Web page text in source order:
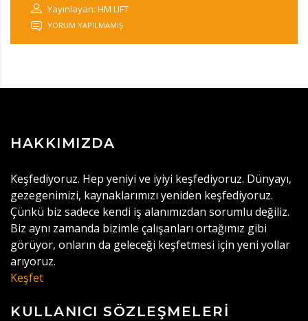
Yayınlayan: HM LIFT
YORUM YAPILMAMIŞ
HAKKIMIZDA
Keşfediyoruz. Hep yeniyi ve iyiyi keşfediyoruz. Dünyayı,
gezegenimizi, kaynaklarımızı yeniden keşfediyoruz.
Çünkü biz sadece kendi iş alanımızdan sorumlu değiliz.
Biz aynı zamanda bizimle çalışanları ortağımız gibi
görüyor, onların da geleceği keşfetmesi için yeni yollar
arıyoruz.
Keşfet
KULLANICI SÖZLEŞMELERI